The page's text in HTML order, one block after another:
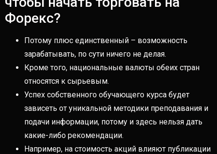
Форекс?
Потому плюс единственный – возможность
зарабатывать, по сути ничего не делая.
Кроме того, национальные валюты обеих стран
относятся к сырьевым.
Успех собственного обучающего курса будет
зависеть от уникальной методики преподавания и
подачи информации, потому и здесь нельзя дать
какие-либо рекомендации.
Например, на стоимость акций влияют публикации